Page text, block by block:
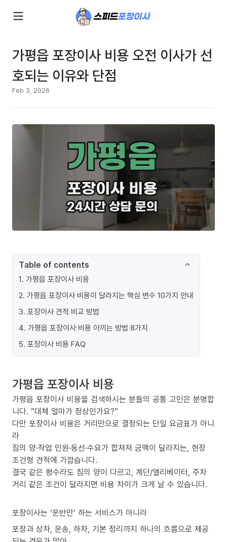
가평읍 포장이사 비용 오전 이사가 선
호되는 이유와 단점
Feb 3, 2026
Table of contents
1. 가평읍 포장이사 비용
2. 가평읍 포장이사 비용이 달라지는 핵심 변수 10가지 안내
3. 포장이사 견적 비교 방법
4. 가평읍 포장이사 비용 아끼는 방법 8가지
5. 포장이사 비용 FAQ
가평읍 포장이사 비용
가평읍 포장이사 비용을 검색하시는 분들의 공통 고민은 분명합
니다. “대체 얼마가 정상인가요?”
다만 포장이사 비용은 거리만으로 결정되는 단일 요금표가 아니
라
짐의 양·작업 인원·동선·수요가 합쳐져 금액이 달라지는, 현장
조건형 견적에 가깝습니다.
결국 같은 평수라도 짐의 양이 다르고, 계단/엘리베이터, 주차
거리 같은 조건이 달라지면 비용 차이가 크게 날 수 있습니다.
포장이사는 ‘운반만’ 하는 서비스가 아니라
포장과 상차, 운송, 하차, 기본 정리까지 하나의 흐름으로 제공